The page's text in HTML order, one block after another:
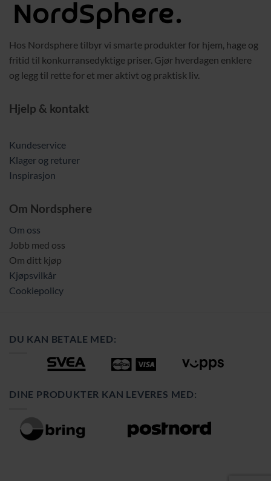
Hos Nordsphere tilbyr vi smarte produkter for hjem, hage og
fritid til konkurransedyktige priser. Gjør hverdagen enklere
og legg til rette for et mer aktivt og praktisk liv.
Hjelp & kontakt
Kundeservice
Klager og returer
Inspirasjon
Om Nordsphere
Om oss
Jobb med oss
Om ditt kjøp
Kjøpsvilkår
Cookiepolicy
DU KAN BETALE MED:
DINE PRODUKTER KAN LEVERES MED: